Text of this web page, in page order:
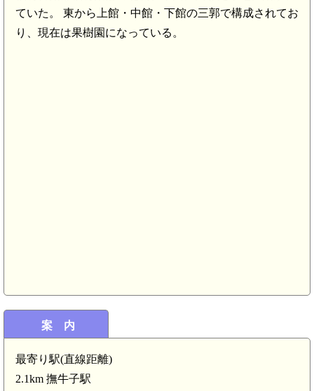
ていた。 東から上館・中館・下館の三郭で構成されてお
り、現在は果樹園になっている。
案 内
最寄り駅(直線距離)
2.1km 撫牛子駅